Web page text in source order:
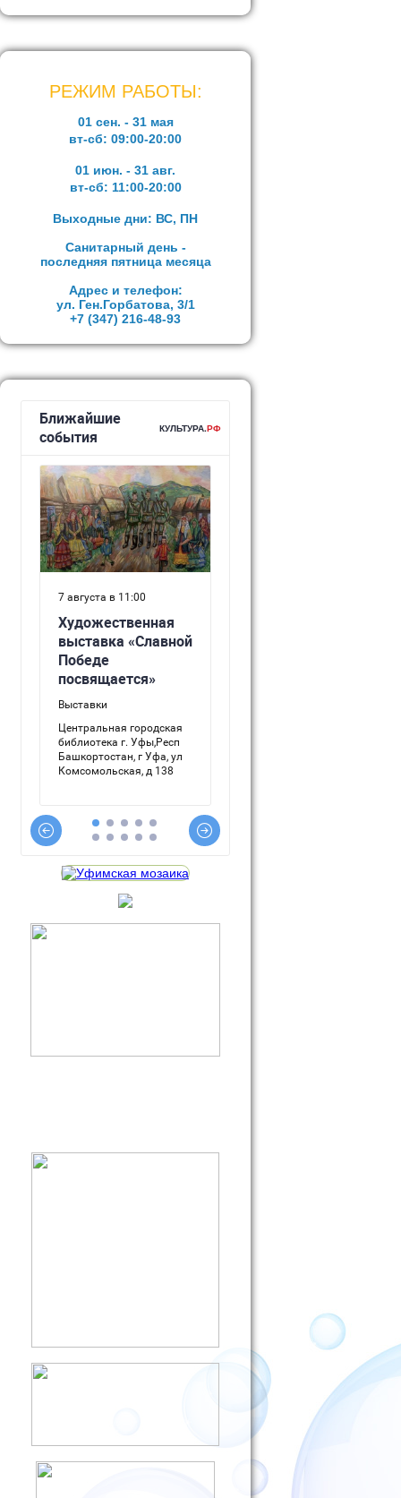
РЕЖИМ РАБОТЫ:
01 сен. - 31 мая
вт-сб: 09:00-20:00
01 июн. - 31 авг.
вт-сб: 11:00-20:00
Выходные дни: ВС, ПН
Санитарный день -
последняя пятница месяца
Адрес и телефон:
ул. Ген.Горбатова, 3/1
+7 (347) 216-48-93